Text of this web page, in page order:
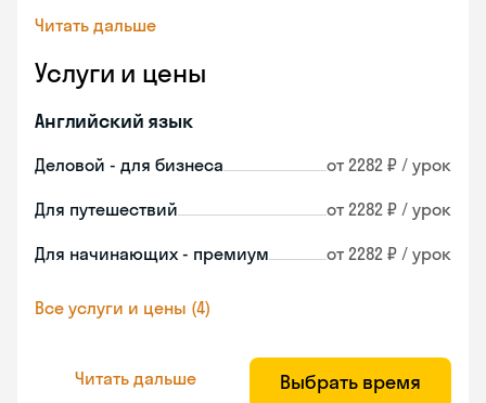
Читать дальше
Услуги и цены
Английский язык
Деловой - для бизнеса от 2282 ₽ / урок
Для путешествий от 2282 ₽ / урок
Для начинающих - премиум от 2282 ₽ / урок
Все услуги и цены (4)
Читать дальше Выбрать время